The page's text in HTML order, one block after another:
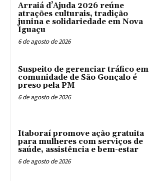
Arraiá d’Ajuda 2026 reúne
atrações culturais, tradição
junina e solidariedade em Nova
Iguaçu
6 de agosto de 2026
Suspeito de gerenciar tráfico em
comunidade de São Gonçalo é
preso pela PM
6 de agosto de 2026
Itaboraí promove ação gratuita
para mulheres com serviços de
saúde, assistência e bem-estar
6 de agosto de 2026